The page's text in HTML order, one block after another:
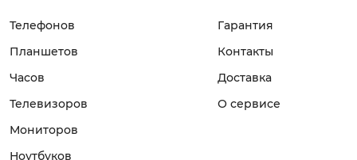
Телефонов
Планшетов
Часов
Телевизоров
Мониторов
Ноутбуков
Гарантия
Контакты
Доставка
О сервисе